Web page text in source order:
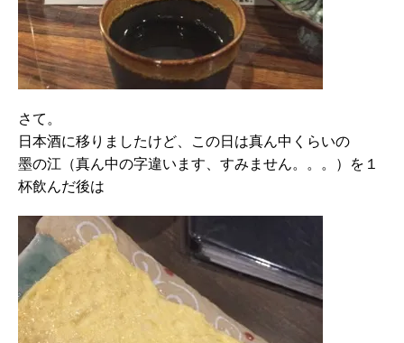
さて。
日本酒に移りましたけど、この日は真ん中くらいの
墨の江（真ん中の字違います、すみません。。。）を１
杯飲んだ後は